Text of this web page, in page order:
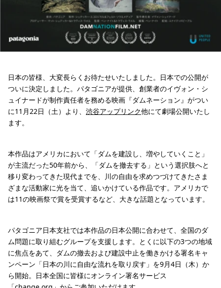
日本の皆様、大変長らくお待たせいたしました。日本での公開が
ついに決定しました。パタゴニアが提供、創業者のイヴォン・シ
ュイナードが制作責任者を務める映画『ダムネーション』がつい
に11月22日（土）より、 渋谷アップリンク他にて劇場公開いたし
ます。
本作品はアメリカにおいて「ダムを建設し、増やしていくこと」
が主流だった50年前から、「ダムを撤去する」という選択肢へと
移り変わってきた現代までを、川の自由を求めつづけてきたさま
ざまな活動家に光を当て、追いかけている作品です。アメリカで
は11の映画祭で賞を受賞するなど、大きな話題となっています。
パタゴニア日本支社では本作品の日本公開に合わせて、全国のダ
ム問題に取り組むグループを支援します。とくに以下の3つの地域
に焦点をあて、ダムの撤去および建設中止を働きかける署名キャ
ンペーン「日本の川に自由な流れを取り戻す」を9月4日（木）か
ら開始。日本全国に皆様にオンライン署名サービス